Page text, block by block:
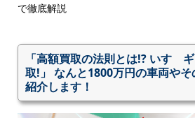
で徹底解説
「高額買取の法則とは!? いすゞ
取!」 なんと1800万円の車両や
紹介します！